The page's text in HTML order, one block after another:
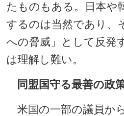
たものもある。日本や
するのは当然であり、
への脅威」として反発
は理解し難い。
同盟国守る最善の政
米国の一部の議員か